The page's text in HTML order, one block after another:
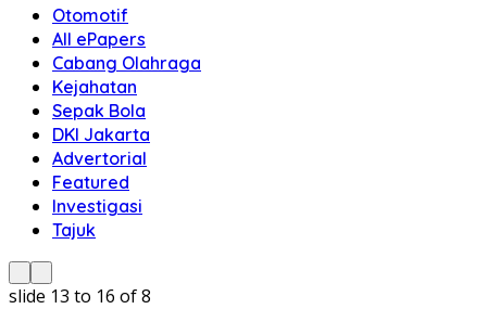
Otomotif
All ePapers
Cabang Olahraga
Kejahatan
Sepak Bola
DKI Jakarta
Advertorial
Featured
Investigasi
Tajuk
slide 14 to 17 of 8